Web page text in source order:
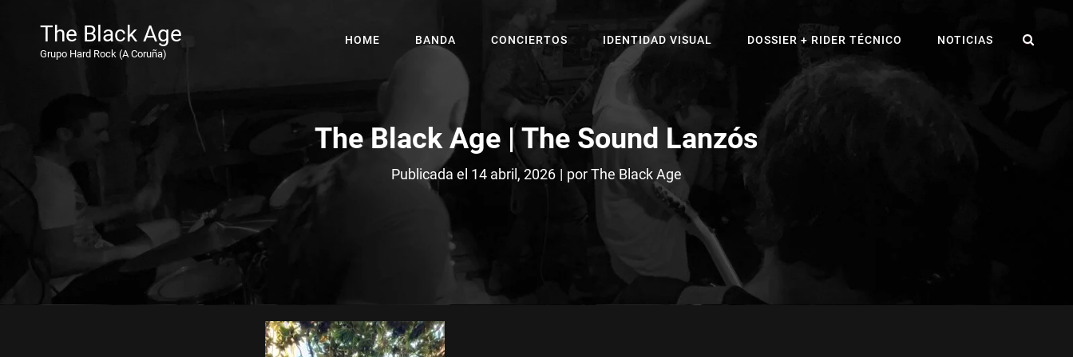
The Black Age
Grupo Hard Rock (A Coruña)
HOME BANDA CONCIERTOS IDENTIDAD VISUAL DOSSIER + RIDER TÉCNICO NOTICIAS
The Black Age | The Sound Lanzós
Publicada el 14 abril, 2026 | porByline
The Black Age